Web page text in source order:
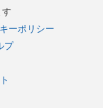
ーポリシー
プ